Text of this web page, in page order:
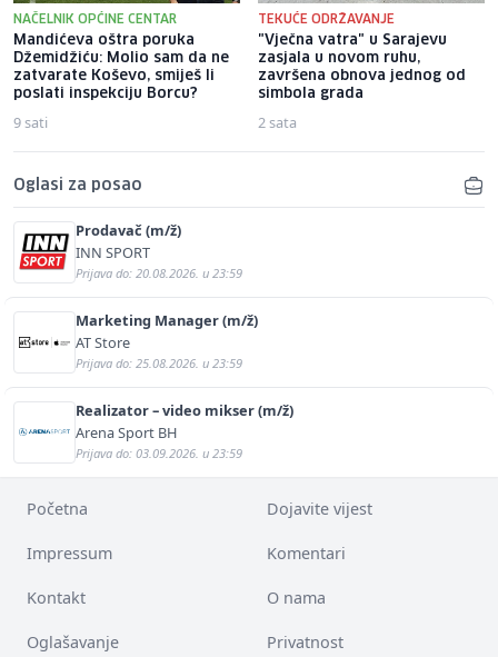
NAČELNIK OPĆINE CENTAR
Mandićeva oštra poruka
Džemidžiću: Molio sam da ne
zatvarate Koševo, smiješ li
poslati inspekciju Borcu?
9 sati
TEKUĆE ODRŽAVANJE
"Vječna vatra" u Sarajevu
zasjala u novom ruhu,
završena obnova jednog od
simbola grada
2 sata
Oglasi za posao
Prodavač (m/ž)
INN SPORT
Prijava do: 20.08.2026. u 23:59
Marketing Manager (m/ž)
AT Store
Prijava do: 25.08.2026. u 23:59
Realizator – video mikser (m/ž)
Arena Sport BH
Prijava do: 03.09.2026. u 23:59
Početna Dojavite vijest
Impressum Komentari
Kontakt O nama
Oglašavanje Privatnost